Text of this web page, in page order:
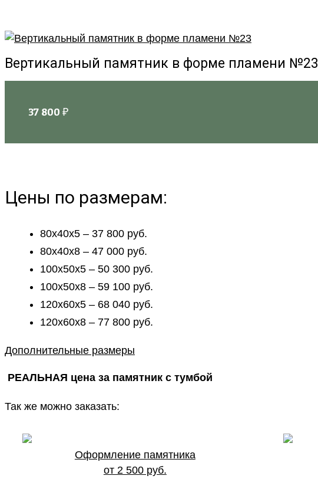
Вертикальный памятник в форме пламени №23
37 800 ₽
Цены по размерам:
80х40х5 – 37 800 руб.
80х40х8 – 47 000 руб.
100х50х5 – 50 300 руб.
100х50х8 – 59 100 руб.
120х60х5 – 68 040 руб.
120х60х8 – 77 800 руб.
Дополнительные размеры
РЕАЛЬНАЯ цена за памятник с тумбой
Так же можно заказать:
Оформление памятника
от 2 500 руб.